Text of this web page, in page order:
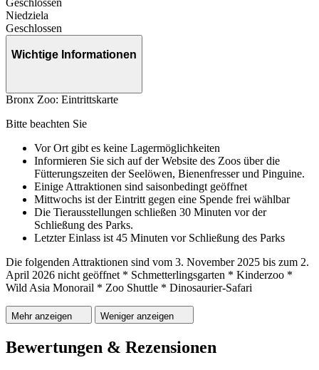
Geschlossen
Niedziela
Geschlossen
Wichtige Informationen
Bronx Zoo: Eintrittskarte
Bitte beachten Sie
Vor Ort gibt es keine Lagermöglichkeiten
Informieren Sie sich auf der Website des Zoos über die
Fütterungszeiten der Seelöwen, Bienenfresser und Pinguine.
Einige Attraktionen sind saisonbedingt geöffnet
Mittwochs ist der Eintritt gegen eine Spende frei wählbar
Die Tierausstellungen schließen 30 Minuten vor der
Schließung des Parks.
Letzter Einlass ist 45 Minuten vor Schließung des Parks
Die folgenden Attraktionen sind vom 3. November 2025 bis zum 2.
April 2026 nicht geöffnet * Schmetterlingsgarten * Kinderzoo *
Wild Asia Monorail * Zoo Shuttle * Dinosaurier-Safari
Mehr anzeigen Weniger anzeigen
Bewertungen & Rezensionen